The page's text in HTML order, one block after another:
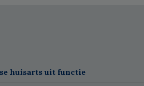
huisarts uit functie